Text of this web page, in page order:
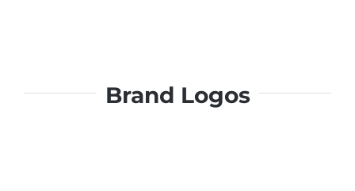
Brand Logos